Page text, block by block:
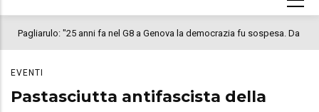
Pagliarulo: "25 anni fa nel G8 a Genova la democrazia fu sospesa. Da
colloca la morte di Abderrahim Fakir"
EVENTI
Pastasciutta antifascista della